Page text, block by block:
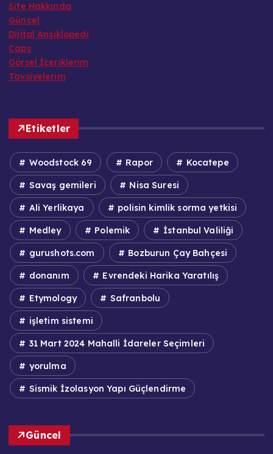
Site Hakkında
Güncel
Dijital Ansiklopedi
Caps
Görsel İçeriklerim
Tavsiyelerim
Etiketler
Woodstock 69 Rapor Kocatepe
Savaş gemileri Nisa Suresi
Ali Yerlikaya polisin kimlik sorma yetkisi
Medley Polemik İstanbul Valiliği
gurushots.com Bozburun Çay Bahçesi
donanım Evrendeki Harika Yaratılış
Etymology Safranbolu
işletim sistemi
31 Mart 2024 Mahalli İdareler Seçimleri
yorulma
Sismik İzolasyon Yapı Güçlendirme
Güncel